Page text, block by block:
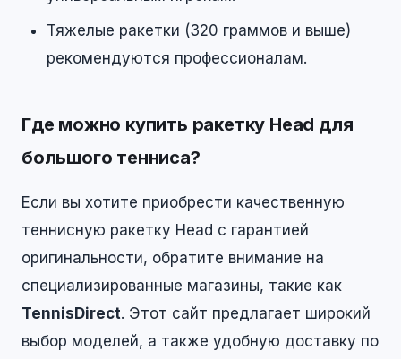
Тяжелые ракетки (320 граммов и выше)
рекомендуются профессионалам.
Где можно купить ракетку Head для
большого тенниса?
Если вы хотите приобрести качественную
теннисную ракетку Head с гарантией
оригинальности, обратите внимание на
специализированные магазины, такие как
TennisDirect. Этот сайт предлагает широкий
выбор моделей, а также удобную доставку по